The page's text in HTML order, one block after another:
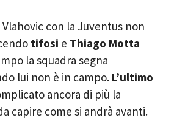
con la Juventus non
tifosi e Thiago Motta
la squadra segna
lui non è in campo. L’ultimo
ancora di più la
capire come si andrà avanti.